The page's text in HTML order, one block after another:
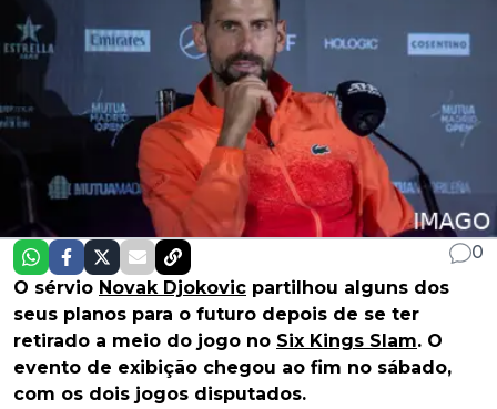
0
O sérvio Novak Djokovic partilhou alguns dos
seus planos para o futuro depois de se ter
retirado a meio do jogo no Six Kings Slam. O
evento de exibição chegou ao fim no sábado,
com os dois jogos disputados.